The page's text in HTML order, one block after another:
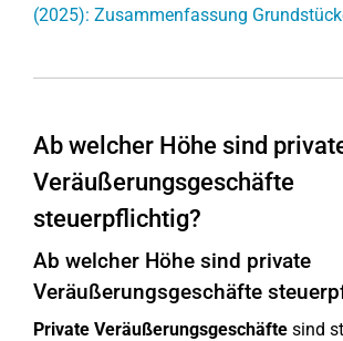
(2025): Zusammenfassung
Ab welcher Höhe sind
Veräußerungsgeschäfte
steuerpflichtig?
Ab welcher Höhe sind private
Veräußerungsgeschäfte
Private Veräußerungsgeschäfte sind